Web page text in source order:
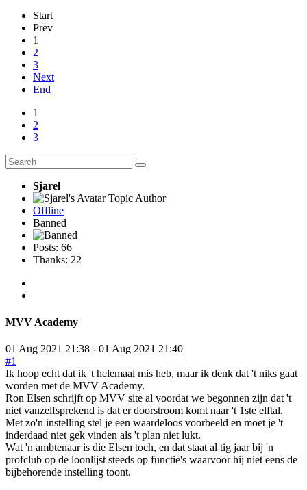
Start
Prev
1
2
3
Next
End
1
2
3
Sjarel
Topic Author
Offline
Banned
Posts: 66
Thanks: 22
MVV Academy
01 Aug 2021 21:38 - 01 Aug 2021 21:40
#1
Ik hoop echt dat ik 't helemaal mis heb, maar ik denk dat 't niks gaat
worden met de MVV Academy.
Ron Elsen schrijft op MVV site al voordat we begonnen zijn dat 't
niet vanzelfsprekend is dat er doorstroom komt naar 't 1ste elftal.
Met zo'n instelling stel je een waardeloos voorbeeld en moet je 't
inderdaad niet gek vinden als 't plan niet lukt.
Wat 'n ambtenaar is die Elsen toch, en dat staat al tig jaar bij 'n
profclub op de loonlijst steeds op functie's waarvoor hij niet eens de
bijbehorende instelling toont.